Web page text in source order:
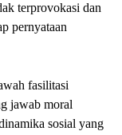
terprovokasi dan
pernyataan
fasilitasi
jawab moral
sosial yang